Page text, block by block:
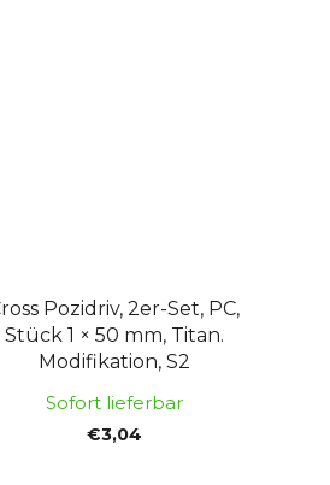
Pozidriv, 2er-Set, PC,
Stück 1 × 50 mm, Titan.
Modifikation, S2
Sofort lieferbar
€3,04